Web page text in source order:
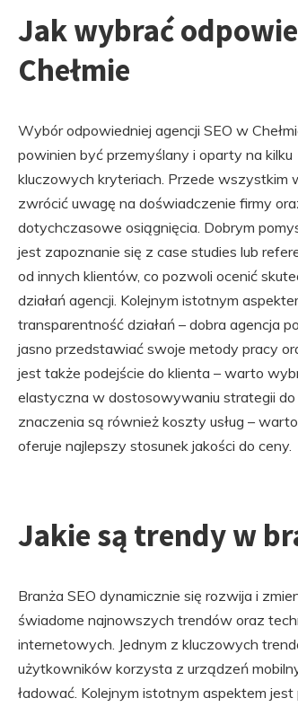
Jak wybrać
Chełmie
Wybór odpowiedniej agencji SEO w
powinien być przemyślany i oparty na kilku
kluczowych kryteriach. Przede wszystkim
zwrócić uwagę na doświadczenie firmy
dotychczasowe osiągnięcia. Dobrym
jest zapoznanie się z case studies lub
od innych klientów, co pozwoli ocenić
działań agencji. Kolejnym istotnym
transparentność działań – dobra agencja
jasno przedstawiać swoje metody pracy
jest także podejście do klienta – warto
elastyczna w dostosowywaniu strategii
znaczenia są również koszty usług –
oferuje najlepszy stosunek jakości do ceny.
Jakie są trendy w
Branża SEO dynamicznie się rozwija i
świadome najnowszych trendów oraz
internetowych. Jednym z kluczowych
użytkowników korzysta z urządzeń
ładować. Kolejnym istotnym aspektem